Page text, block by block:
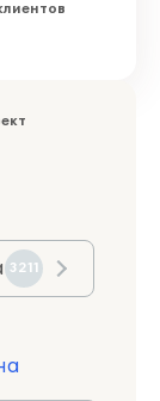
3211